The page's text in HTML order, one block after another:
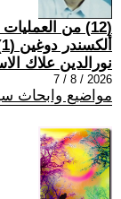
(12) من
ألكسندر دوغين (1)
نورالدين علاك
2026 / 8 / 7
مواضيع وابحاث